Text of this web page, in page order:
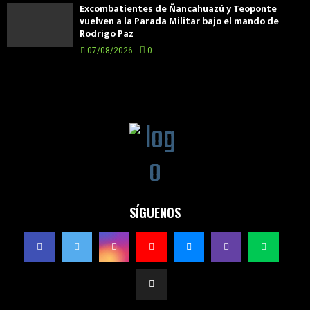
Excombatientes de Ñancahuazú y Teoponte
vuelven a la Parada Militar bajo el mando de
Rodrigo Paz
07/08/2026 0
SÍGUENOS